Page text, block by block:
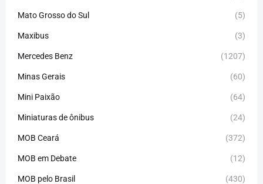
Mato Grosso do Sul (5)
Maxibus (3)
Mercedes Benz (1207)
Minas Gerais (60)
Mini Paixão (64)
Miniaturas de ônibus (24)
MOB Ceará (372)
MOB em Debate (12)
MOB pelo Brasil (430)